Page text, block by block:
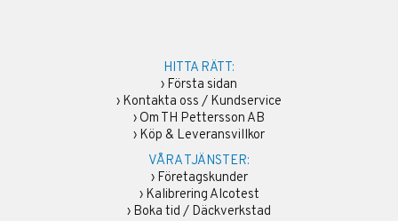
HITTA RÄTT:
› Första sidan
› Kontakta oss / Kundservice
› Om TH Pettersson AB
› Köp & Leveransvillkor
VÅRA TJÄNSTER:
› Företagskunder
› Kalibrering Alcotest
› Boka tid / Däckverkstad